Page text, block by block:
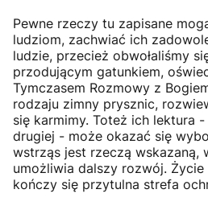
Pewne rzeczy tu zapisane
ludziom, zachwiać ich
ludzie, przecież obwołaliśmy
przodującym gatunkiem,
Tymczasem Rozmowy z
rodzaju zimny prysznic,
się karmimy. Toteż ich lektura -
drugiej - może okazać się
wstrząs jest rzeczą wskazaną,
umożliwia dalszy rozwój.
kończy się przytulna strefa